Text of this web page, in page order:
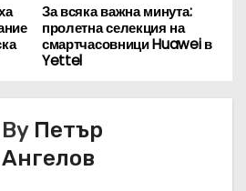
За всяка важна минута:
пролетна селекция на
смартчасовници Huawei в
Yettel
By Петър
Ангелов